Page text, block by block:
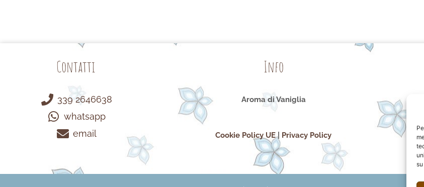
Contatti
339 2646638
whatsapp
email
Info
Aroma di Vaniglia
Cookie Policy UE| Privacy Policy